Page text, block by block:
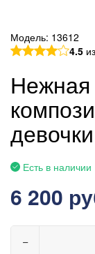
Модель: 13612
4.5
девочки
Есть в наличии
6 200
−